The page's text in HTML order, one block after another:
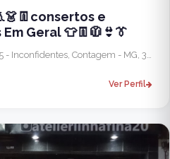
e
Geral 👕👖🧥👙👔
R. Flávio Anes Guimarães, 105 - Inconfidentes, Contagem - MG, 32265-080, Brasil
Ver Perfil